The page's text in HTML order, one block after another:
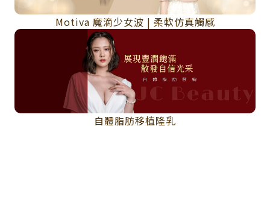
Motiva 魔滴少女波 | 柔軟仿真觸感
自體脂肪移植隆乳